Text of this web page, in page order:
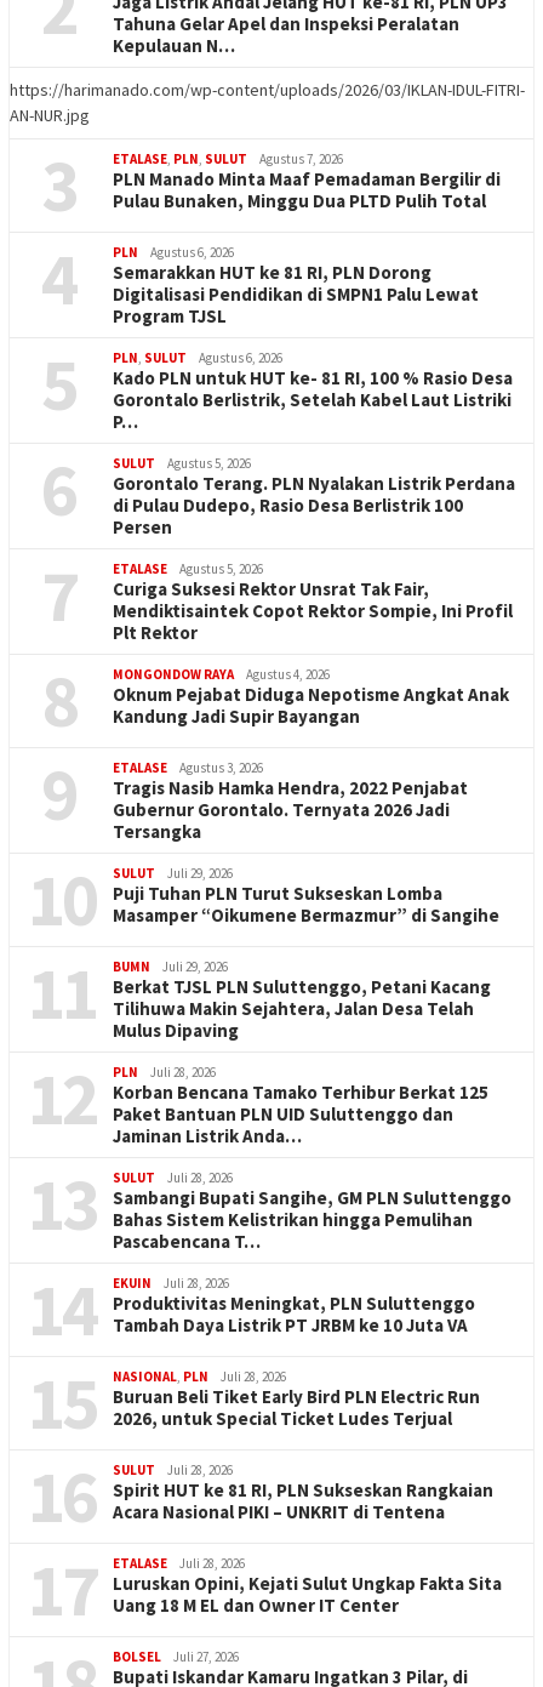
Tahuna Gelar Apel dan Inspeksi Peralatan
Kepulauan N…
https://harimanado.com/wp-content/uploads/2026/03/IKLAN-IDUL-FITRI-
AN-NUR.jpg
3 ETALASE, PLN, SULUT Agustus 7, 2026
PLN Manado Minta Maaf Pemadaman Bergilir di
Pulau Bunaken, Minggu Dua PLTD Pulih Total
4 PLN Agustus 6, 2026
Semarakkan HUT ke 81 RI, PLN Dorong
Digitalisasi Pendidikan di SMPN1 Palu Lewat
Program TJSL
5 PLN, SULUT Agustus 6, 2026
Kado PLN untuk HUT ke- 81 RI, 100 % Rasio Desa
Gorontalo Berlistrik, Setelah Kabel Laut Listriki
P…
6 SULUT Agustus 5, 2026
Gorontalo Terang. PLN Nyalakan Listrik Perdana
di Pulau Dudepo, Rasio Desa Berlistrik 100
Persen
7 ETALASE Agustus 5, 2026
Curiga Suksesi Rektor Unsrat Tak Fair,
Mendiktisaintek Copot Rektor Sompie, Ini Profil
Plt Rektor
8 MONGONDOW RAYA Agustus 4, 2026
Oknum Pejabat Diduga Nepotisme Angkat Anak
Kandung Jadi Supir Bayangan
9 ETALASE Agustus 3, 2026
Tragis Nasib Hamka Hendra, 2022 Penjabat
Gubernur Gorontalo. Ternyata 2026 Jadi
Tersangka
10 SULUT Juli 29, 2026
Puji Tuhan PLN Turut Sukseskan Lomba
Masamper “Oikumene Bermazmur” di Sangihe
11 BUMN Juli 29, 2026
Berkat TJSL PLN Suluttenggo, Petani Kacang
Tilihuwa Makin Sejahtera, Jalan Desa Telah
Mulus Dipaving
12 PLN Juli 28, 2026
Korban Bencana Tamako Terhibur Berkat 125
Paket Bantuan PLN UID Suluttenggo dan
Jaminan Listrik Anda…
13 SULUT Juli 28, 2026
Sambangi Bupati Sangihe, GM PLN Suluttenggo
Bahas Sistem Kelistrikan hingga Pemulihan
Pascabencana T…
14 EKUIN Juli 28, 2026
Produktivitas Meningkat, PLN Suluttenggo
Tambah Daya Listrik PT JRBM ke 10 Juta VA
15 NASIONAL, PLN Juli 28, 2026
Buruan Beli Tiket Early Bird PLN Electric Run
2026, untuk Special Ticket Ludes Terjual
16 SULUT Juli 28, 2026
Spirit HUT ke 81 RI, PLN Sukseskan Rangkaian
Acara Nasional PIKI – UNKRIT di Tentena
17 ETALASE Juli 28, 2026
Luruskan Opini, Kejati Sulut Ungkap Fakta Sita
Uang 18 M EL dan Owner IT Center
BOLSEL Juli 27, 2026
Bupati Iskandar Kamaru Ingatkan 3 Pilar, di